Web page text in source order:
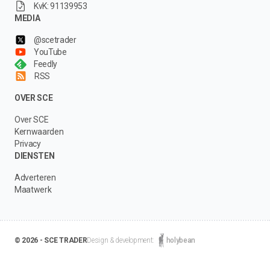
KvK: 91139953
MEDIA
@scetrader
YouTube
Feedly
RSS
OVER SCE
Over SCE
Kernwaarden
Privacy
DIENSTEN
Adverteren
Maatwerk
© 2026 - SCE TRADERDesign & development: holybean